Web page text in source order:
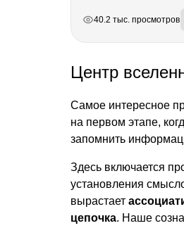
40.2 тыс. просмотров
Центр
Самое интересное
на первом этапе,
запомнить
Здесь включается
установления
вырастает
цепочка. Наше